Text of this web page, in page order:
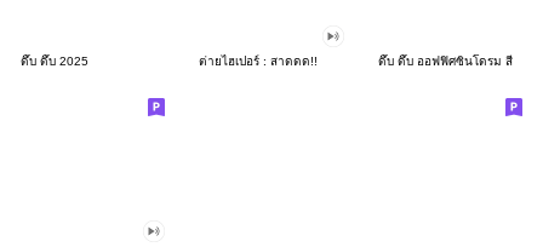
ดึ๊บ ดึ๊บ 2025 ต่ายไฮเปอร์ : สาดดด!! ดึ๊บ ดึ๊บ ออฟฟิศซินโดรม สี่